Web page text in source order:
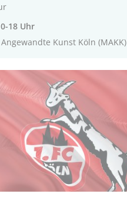
18 Uhr
Kunst Köln (MAKK)